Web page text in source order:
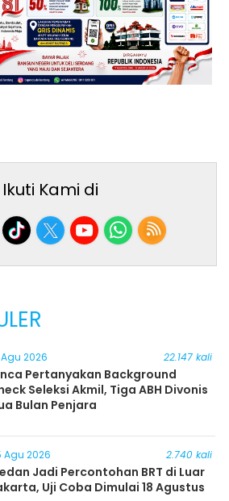
Ikuti Kami di
Agu 2026 22.147 kali
Pertanyakan Background
Seleksi Akmil, Tiga ABH Divonis
Bulan Penjara
Agu 2026 2.740 kali
Jadi Percontohan BRT di Luar
Uji Coba Dimulai 18 Agustus